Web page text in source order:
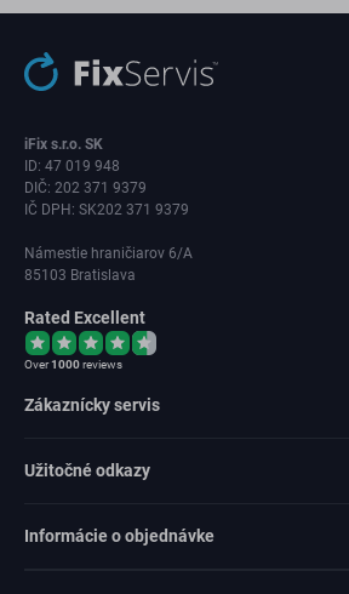
iFix s.r.o. SK
ID: 47 019 948
DIČ: 202 371 9379
IČ DPH: SK202 371 9379
Námestie hraničiarov 6/A
85103 Bratislava
Rated Excellent
Over1000reviews
Zákaznícky servis
Užitočné odkazy
Informácie o objednávke